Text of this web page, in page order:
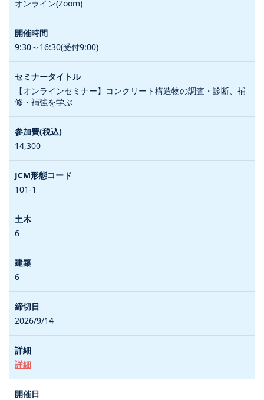
オンライン(Zoom)
9:30～16:30(受付9:00)
【オンラインセミナー】コンクリート構造物の調査・診断、補
修・補強を学ぶ
14,300
101-1
6
6
2026/9/14
詳細